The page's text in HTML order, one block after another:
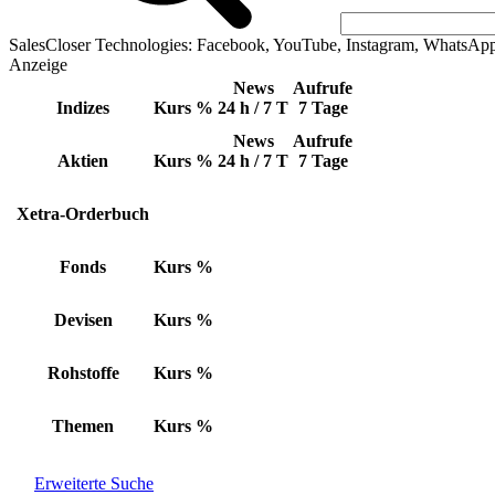
SalesCloser Technologies: Facebook, YouTube, Instagram,
Anzeige
Indizes Kurs %
News
24 h / 7 T
Aufrufe
7 Tage
Aktien Kurs %
News
24 h / 7 T
Aufrufe
7 Tage
Xetra-Orderbuch
Fonds Kurs %
Devisen Kurs %
Rohstoffe Kurs %
Themen Kurs %
Erweiterte Suche